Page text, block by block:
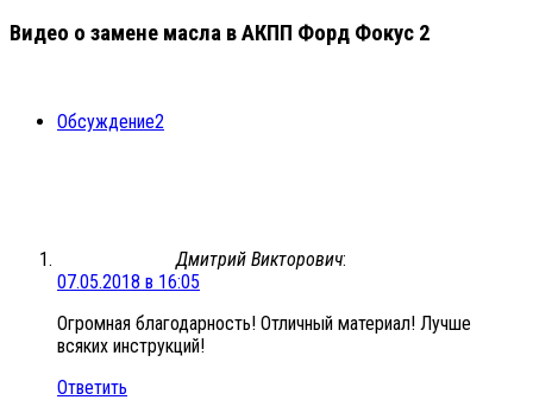
Видео о замене масла в АКПП Форд Фокус 2
Обсуждение2
Дмитрий Викторович:
07.05.2018 в 16:05
Огромная благодарность! Отличный материал! Лучше
всяких инструкций!
Ответить